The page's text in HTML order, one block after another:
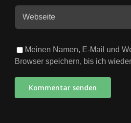
Meinen Namen, E-Mail und
Browser speichern, bis ich